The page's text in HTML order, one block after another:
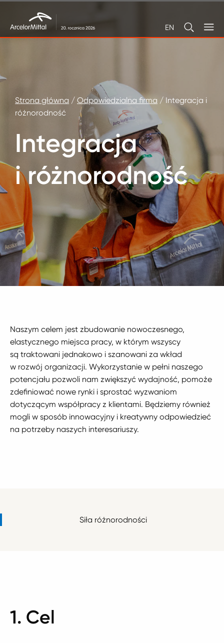
EN
Strona główna / Odpowiedzialna firma / Integracja i
różnorodność
Integracja
i różnorodność
Naszym celem jest zbudowanie nowoczesnego,
elastycznego miejsca pracy, w którym wszyscy
są traktowani jednakowo i szanowani za wkład
w rozwój organizacji. Wykorzystanie w pełni naszego
potencjału pozwoli nam zwiększyć wydajność, pomoże
zdefiniować nowe rynki i sprostać wyzwaniom
dotyczącym współpracy z klientami. Będziemy również
mogli w sposób innowacyjny i kreatywny odpowiedzieć
na potrzeby naszych interesariuszy.
Siła różnorodności
1. Cel